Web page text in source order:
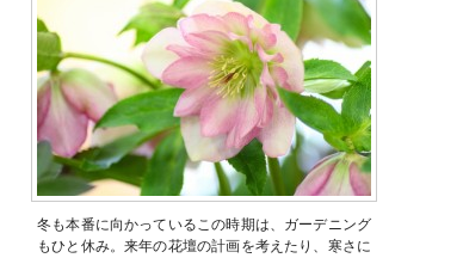
冬も本番に向かっているこの時期は、ガーデニング
もひと休み。来年の花壇の計画を考えたり、寒さに